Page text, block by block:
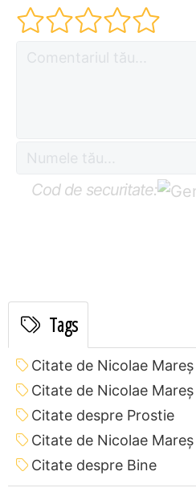
Cod de securitate:
Tags
Citate de Nicolae Mareș
Citate de Nicolae
Citate despre Prostie
Citate de Nicolae
Citate despre Bine